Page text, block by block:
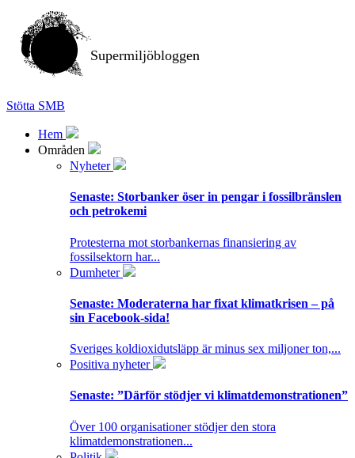
Supermiljöbloggen
Stötta SMB
Hem
Områden
Nyheter
Senaste: Storbanker öser in pengar i fossilbränslen
och petrokemi
Protesterna mot storbankernas finansiering av
fossilsektorn har...
Dumheter
Senaste: Moderaterna har fixat klimatkrisen – på
sin Facebook-sida!
Sveriges koldioxidutsläpp är minus sex miljoner ton,...
Positiva nyheter
Senaste: ”Därför stödjer vi klimatdemonstrationen”
Över 100 organisationer stödjer den stora
klimatdemonstrationen...